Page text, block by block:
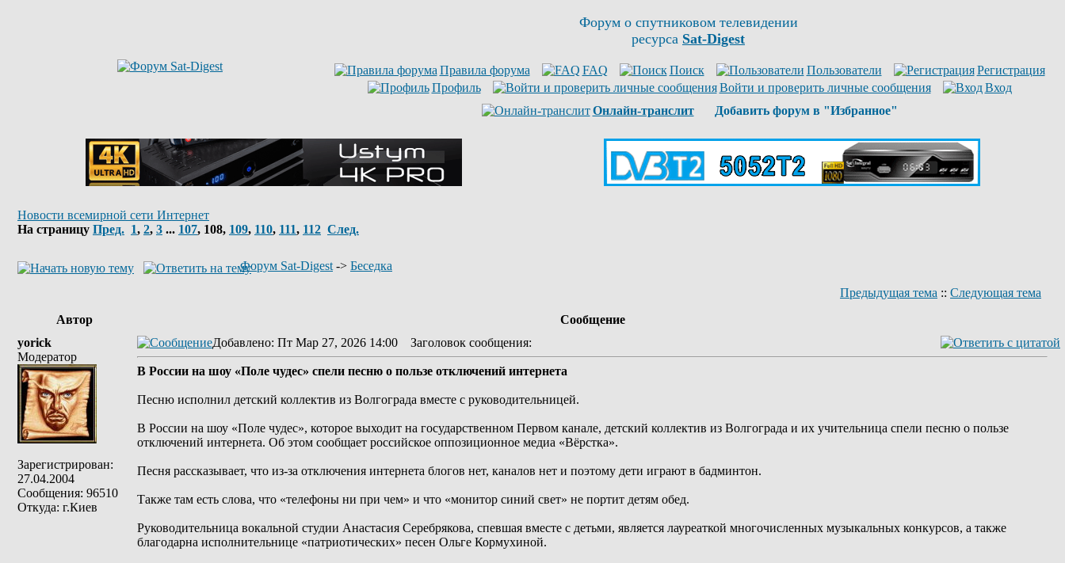
Форум о спутниковом телевидении
ресурса Sat-Digest
Правила форума FAQ Поиск Пользователи
Регистрация
Профиль
Войти и проверить личные сообщения
Вход
Онлайн-транслит
Добавить форум в "Избранное"
Новости всемирной сети Интернет
На страницу Пред. 1, 2, 3 ... 107, 108, 109, 110, 111, 112 След.
Форум Sat-Digest -> Беседка
Предыдущая тема :: Следующая тема
Автор
Сообщение
yorick
Модератор
Зарегистрирован:
27.04.2004
Сообщения: 96510
Откуда: г.Киев
Добавлено: Пт Мар 27, 2026 14:00 Заголовок сообщения:
В России на шоу «Поле чудес» спели песню о пользе отключений интернета
Песню исполнил детский коллектив из Волгограда вместе с руководительницей.
В России на шоу «Поле чудес», которое выходит на государственном Первом канале, детский коллектив из Волгограда и их учительница спели песню о пользе
отключений интернета. Об этом сообщает российское оппозиционное медиа «Вёрстка».
Песня рассказывает, что из-за отключения интернета блогов нет, каналов нет и поэтому дети играют в бадминтон.
Также там есть слова, что «телефоны ни при чем» и что «монитор синий свет» не портит детям обед.
Руководительница вокальной студии Анастасия Серебрякова, спевшая вместе с детьми, является лауреаткой многочисленных музыкальных конкурсов, а также
благодарна исполнительнице «патриотических» песен Ольге Кормухиной.